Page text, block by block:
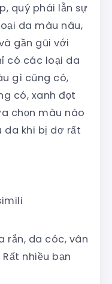
quý phái lẫn sự
da màu nâu,
gần gũi với
có các loại da
gì cũng có,
có, xanh đọt
chọn màu nào
da khi bị dơ rất
rắn, da cóc, vân
nhiều bạn